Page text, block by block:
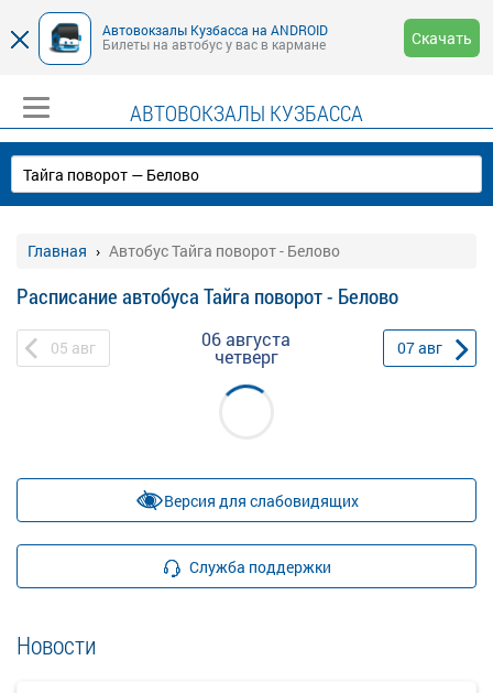
Автовокзалы Кузбасса на ANDROID
Билеты на автобус у вас в кармане
Скачать
АВТОВОКЗАЛЫ КУЗБАССА
Главная Автобус Тайга поворот - Белово
Расписание автобуса Тайга поворот - Белово
05 авг 06 августа
четверг 07авг
Версия для слабовидящих
Служба поддержки
Новости